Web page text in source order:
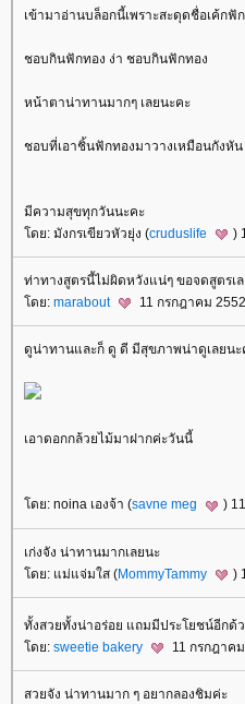
เข้ามาอ่านบล็อกนี้เพราะสะดุดชื่อเค้กฟั
ชอบกินฟักทอง ง่า ชอบกินฟักทอง
หน้าตาน่าทานมากๆ เลยนะคะ
ชอบที่เอาชิ้นฟักทองมาวางเหมือนกังหัน
มีความสุขทุกวันนะคะ
โดย: มังกรเขียวหัวยุ่ง (cruduslife )
ท่าทางสูตรนี้ไม่ผิดหวังแน่ๆ ขอจดสูตรเ
โดย: marabout 11 กรกฎาคม
ดูน่าทานและก็ ดู ดี มีสุขภาพน่าดูเลยนะ
เอาดอกกล้วยไม้มาฝากค่ะวันนี้
โดย: noina เองจ้า (savne meg )
เก่งจัง น่าทานมากเลยนะ
โดย: แม่แจ่มใส (MommyTammy )
ทั้งสวยทั้งน่าอร่อย แถมมีประโยชน์อีกด้
โดย: sweetie bakery 11 กรกฎาค
สวยจัง น่าทานมาก ๆ อยากลองชิมค่ะ